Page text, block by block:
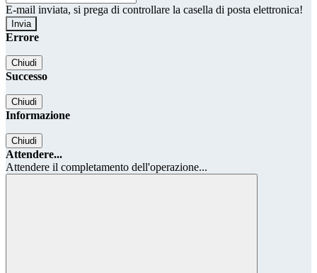
E-mail inviata, si prega di controllare la casella di posta elettronica!
Errore
Chiudi
Successo
Chiudi
Informazione
Chiudi
Attendere...
Attendere il completamento dell'operazione...